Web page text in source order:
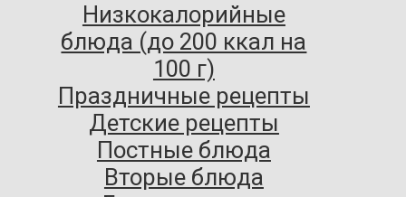
Низкокалорийные
блюда (до 200 ккал на
100 г)
Праздничные рецепты
Детские рецепты
Постные блюда
Вторые блюда